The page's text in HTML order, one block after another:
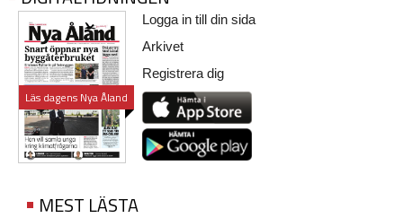
Läs dagens Nya Åland
Logga in till din sida
Arkivet
Registrera dig
MEST LÄSTA